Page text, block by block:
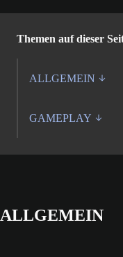
Themen auf dieser
ALLGEMEIN
GAMEPLAY
ALLGEMEIN